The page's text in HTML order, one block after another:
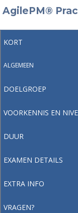
AgilePM®
KORT
ALGEMEEN
DOELGROEP
VOORKENNIS EN
DUUR
EXAMEN DETAILS
EXTRA INFO
VRAGEN?